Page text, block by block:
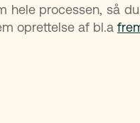
hele processen, så
oprettelse af bl.a